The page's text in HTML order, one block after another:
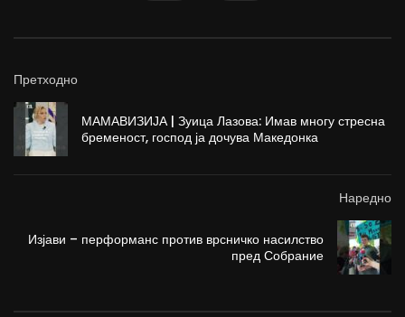
Претходно
МАМАВИЗИЈА | Зуица Лазова: Имав многу стресна
бременост, господ ја дочува Македонка
Наредно
Изјави – перформанс против врсничко насилство
пред Собрание